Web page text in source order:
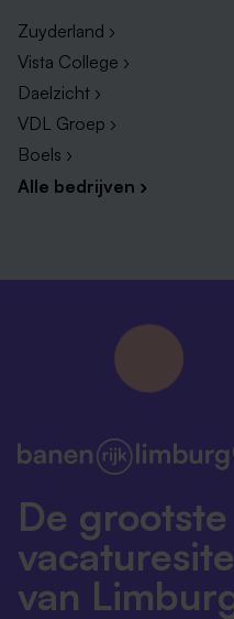
Sociale
Proactieve houding,
ondersteuningsvraag
vertrouwen te geven
Durf, nieuwsgierig,
Solliciteer en ontdek
Zegt je eerste gevoel
we graag kennis. Na je
om sfeer te proeven en
cliënten en ons team. Wij
beeld van jou. Denk je
past toch niet zo goed.
Zuyderland ›
Vista College ›
Daelzicht ›
VDL Groep ›
Boels ›
Alle bedrijven ›
De grootste
vacaturesite
van